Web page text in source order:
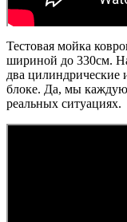
Тестовая мойка
шириной до 330см.
два
блоке. Да, мы каждую
реальных ситуациях.